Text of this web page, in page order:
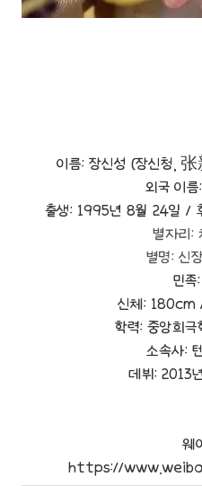
이름: 장신성 (장신청,
외국 이름:
출생: 1995년 8월 24일 /
별자리:
별명: 신
민족:
신체: 180cm
학력: 중앙희
소속사:
데뷔: 2013
웨
https://